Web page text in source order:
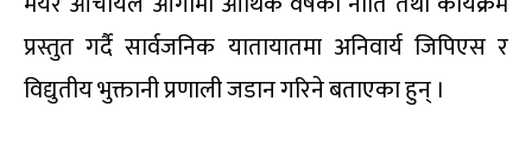
प्रस्तुत गर्दै सार्वजनिक यातायातमा अनिवार्य जिपिएस र
विद्युतीय भुक्तानी प्रणाली जडान गरिने बताएका हुन् ।